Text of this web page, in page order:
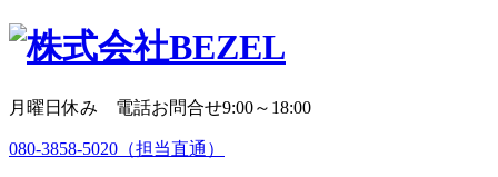
月曜日休み 電話お問合せ9:00～18:00
080-3858-5020 （担当直通）